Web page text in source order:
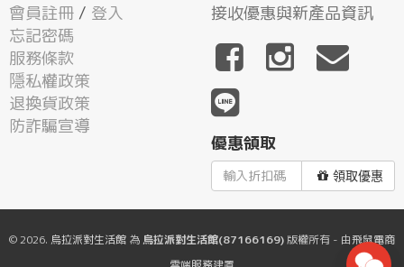
會員註冊 / 登入
忘記密碼
服務條款
隱私權政策
退換貨政策
防詐騙宣導
接收優惠與新產品資訊
優惠領取
領取優惠
© 2026. 烏拉派對生活館 為 烏拉派對生活館(87166169)版權所有 - 由飛鼠電商